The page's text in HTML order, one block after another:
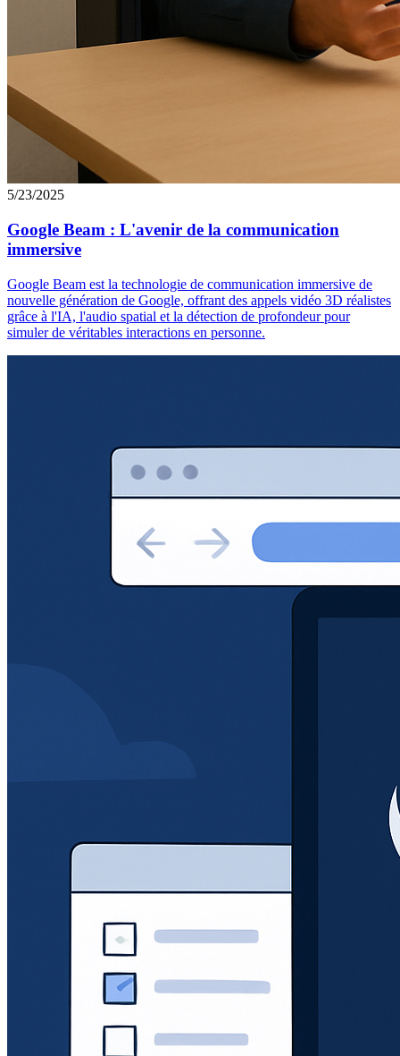
5/23/2025
Google Beam : L'avenir de la communication
immersive
Google Beam est la technologie de communication immersive de
nouvelle génération de Google, offrant des appels vidéo 3D réalistes
grâce à l'IA, l'audio spatial et la détection de profondeur pour
simuler de véritables interactions en personne.